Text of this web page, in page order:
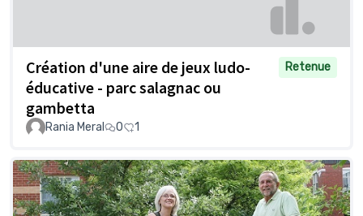
Création d'une aire de jeux ludo-
éducative - parc salagnac ou
gambetta
Retenue
Rania Meral 0 1